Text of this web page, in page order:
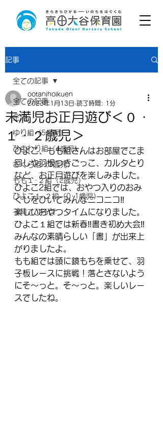
記事
全ての記事
全体
ゆり組（5歳児）
ひまわり組（4歳児）
さくら組（3歳児）
もも１･２組（2歳児）
ひよこ１･２組（0･1歳児）
子育てひろば
全ての記事
未満児お正月遊び＜０・
１・２歳児＞
ootanihoikuen
2023年1月13日 読了時間: 1分
ひよこ、もも組さんはお部屋でこま
回しや羽根つきごっこ、カルタとり
など、お正月遊びを楽しみました。
ひよこ2組では、おやつ入りのおみ
くじをひいてみんなニコニコ‼
楽しいおやつタイムになりました。
ひよこ１組では新春‼書き初め大会‼
みんなの素晴らしい「書」が出来上
がりましたよ。
もも組では頭に鏡もちを乗せて、羽
子板レースに挑戦！落とさないよう
にそ～っと。そ～っと。楽しいレー
スでしたね。